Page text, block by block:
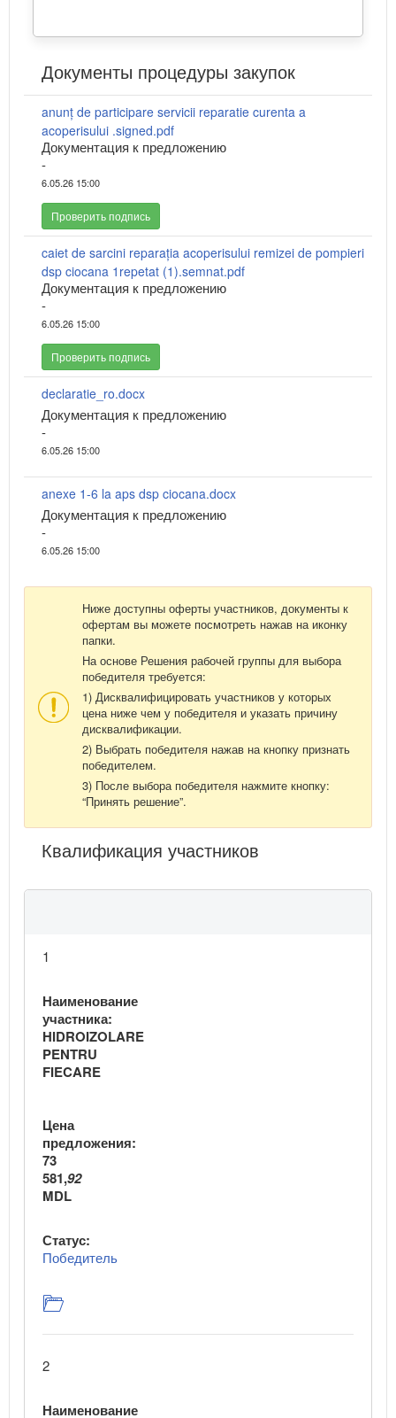
Документы процедуры закупок
anunț de participare servicii reparatie curenta a
acoperisului .signed.pdf
Документация к предложению
-
6.05.26 15:00
Проверить подпись
caiet de sarcini reparația acoperisului remizei de pompieri
dsp ciocana 1repetat (1).semnat.pdf
Документация к предложению
-
6.05.26 15:00
Проверить подпись
declaratie_ro.docx
Документация к предложению
-
6.05.26 15:00
anexe 1-6 la aps dsp ciocana.docx
Документация к предложению
-
6.05.26 15:00
Ниже доступны оферты участников, документы к
офертам вы можете посмотреть нажав на иконку
папки.
На основе Решения рабочей группы для выбора
победителя требуется:
1) Дисквалифицировать участников у которых
цена ниже чем у победителя и указать причину
дисквалификации.
2) Выбрать победителя нажав на кнопку признать
победителем.
3) После выбора победителя нажмите кнопку:
“Принять решение”.
Квалификация участников
1
Наименование
участника:
HIDROIZOLARE
PENTRU
FIECARE
Цена
предложения:
73
581,92
MDL
Статус:
Победитель
2
Наименование